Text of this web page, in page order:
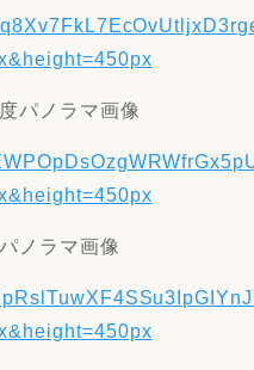
パノラマ画像
ノラマ画像